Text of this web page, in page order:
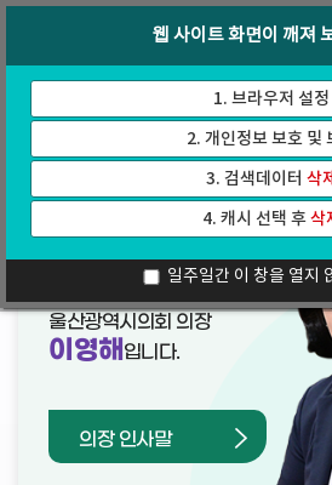
가
기
인터넷방송
웹 사이트 화면이 깨져
1. 브라우저 설정
2. 개인정보 보호 및
3. 검색데이터 삭제
4. 캐시 선택 후삭
일주일간 이 창을 열지
열린의장실
울산광역시의회 의장
이영해 입니다.
의장 인사말